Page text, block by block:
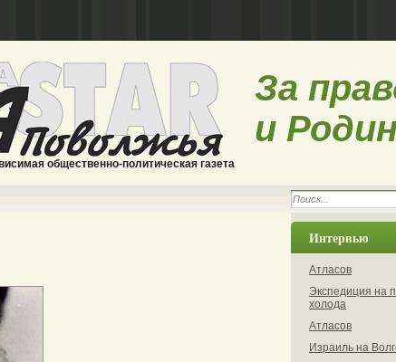
общественно-политическая газета
За
и
Интервью
Атласов
Экспедиция на
холода
Атласов
Израиль на